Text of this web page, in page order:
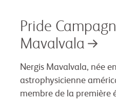
Pride
Mavalvala
Nergis Mavalvala, née
astrophysicienne
membre de la première